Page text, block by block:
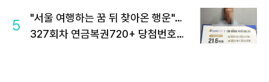
5
"서울 여행하는 꿈 뒤 찾아온 행운"…
327회차 연금복권720+ 당첨번호조